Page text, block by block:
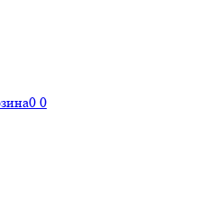
0 0